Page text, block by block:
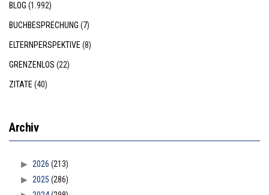
BLOG (1.992)
BUCHBESPRECHUNG (7)
ELTERNPERSPEKTIVE(8)
GRENZENLOS (22)
ZITATE(40)
Archiv
2026 (213)
2025 (286)